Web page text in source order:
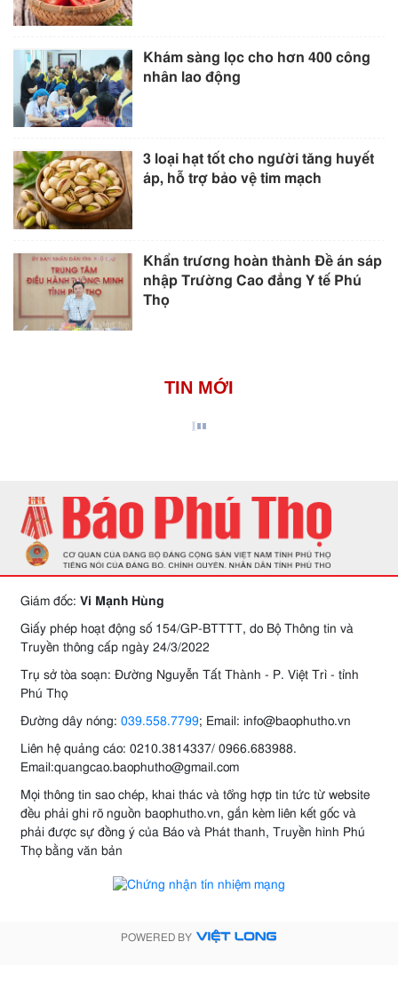
Khám sàng lọc cho hơn 400 công
nhân lao động
3 loại hạt tốt cho người tăng huyết
áp, hỗ trợ bảo vệ tim mạch
Khẩn trương hoàn thành Đề án sáp
nhập Trường Cao đẳng Y tế Phú
Thọ
TIN MỚI
Giám đốc: Vi Mạnh Hùng
Giấy phép hoạt động số 154/GP-BTTTT, do Bộ Thông tin và
Truyền thông cấp ngày 24/3/2022
Trụ sở tòa soạn: Đường Nguyễn Tất Thành - P. Việt Trì - tỉnh
Phú Thọ
Đường dây nóng: 039.558.7799; Email: info@baophutho.vn
Liên hệ quảng cáo: 0210.3814337/ 0966.683988.
Email:quangcao.baophutho@gmail.com
Mọi thông tin sao chép, khai thác và tổng hợp tin tức từ website
đều phải ghi rõ nguồn baophutho.vn, gắn kèm liên kết gốc và
phải được sự đồng ý của Báo và Phát thanh, Truyền hình Phú
Thọ bằng văn bản
POWERED BY